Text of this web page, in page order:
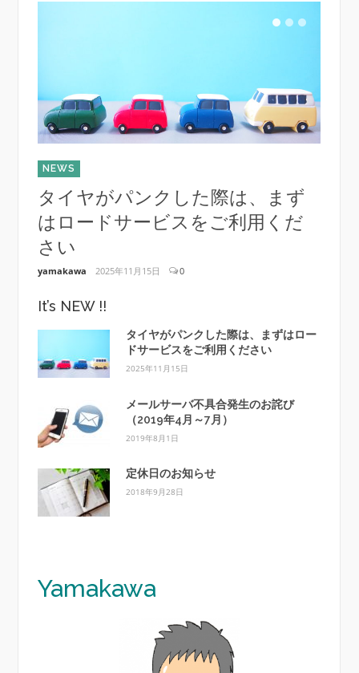
NEWS
タイヤがパンクした際は、まず
はロードサービスをご利用くだ
さい
yamakawa 2025年11月15日 0
It’s NEW !!
タイヤがパンクした際は、まずはロー
ドサービスをご利用ください
2025年11月15日
メールサーバ不具合発生のお詫び
（2019年4月～7月）
2019年8月1日
定休日のお知らせ
2018年9月28日
Yamakawa